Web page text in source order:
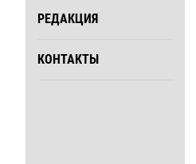
РЕДАКЦИЯ
КОНТАКТЫ